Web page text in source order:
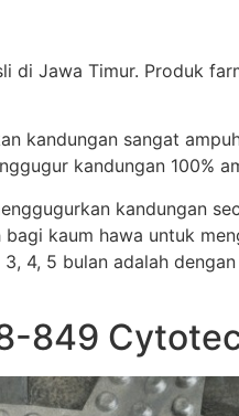
Jawa Timur. Produk
kandungan sangat
kandungan 100%
kandungan
kaum hawa untuk
4, 5 bulan adalah
849